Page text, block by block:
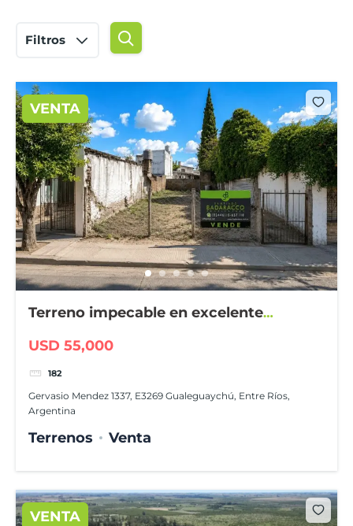
Filtros
VENTA
Terreno impecable en excelente
USD 55,000
182
Gervasio Mendez 1337, E3269 Gualeguaychú, Entre Ríos,
Argentina
Terrenos Venta
VENTA